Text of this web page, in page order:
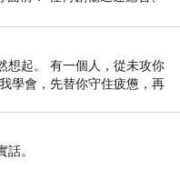
…堪
想起。 有一個人，從未攻你
學會，先替你守住疲憊，再
。